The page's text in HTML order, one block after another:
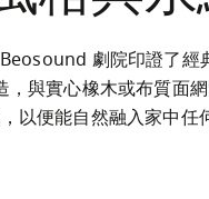
劇院印證了經
與實心橡木或布質面
以便能自然融入家中任